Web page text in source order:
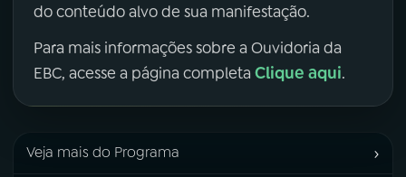
do conteúdo alvo de sua manifestação.
Para mais informações sobre a Ouvidoria da
EBC, acesse a página completa Clique aqui.
Veja mais do Programa ›